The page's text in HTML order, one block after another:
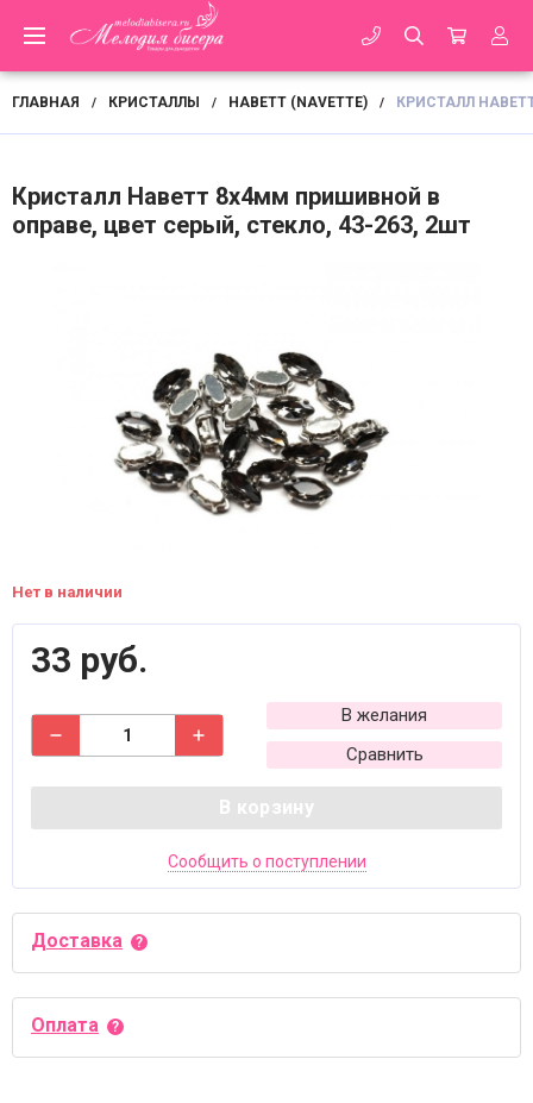
ГЛАВНАЯ / КРИСТАЛЛЫ / НАВЕТТ (NAVETTE) / КРИСТАЛЛ
Кристалл Наветт 8х4мм пришивной в
оправе, цвет серый, стекло, 43-263, 2шт
Нет в наличии
33 руб.
В желания
Сравнить
В корзину
Сообщить о поступлении
Доставка
Оплата